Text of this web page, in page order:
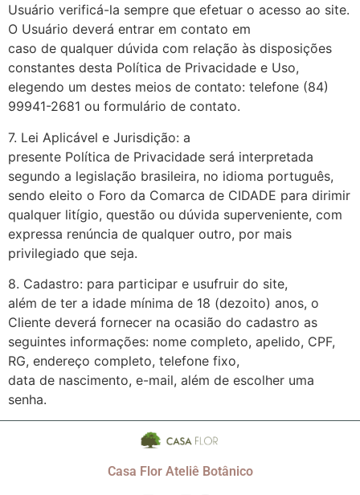
Usuário verificá-la sempre que efetuar o acesso ao site.
O Usuário deverá entrar em contato em
caso de qualquer dúvida com relação às disposições
constantes desta Política de Privacidade e Uso,
elegendo um destes meios de contato: telefone (84)
99941-2681 ou formulário de contato.
7. Lei Aplicável e Jurisdição: a
presente Política de Privacidade será interpretada
segundo a legislação brasileira, no idioma português,
sendo eleito o Foro da Comarca de CIDADE para dirimir
qualquer litígio, questão ou dúvida superveniente, com
expressa renúncia de qualquer outro, por mais
privilegiado que seja.
8. Cadastro: para participar e usufruir do site,
além de ter a idade mínima de 18 (dezoito) anos, o
Cliente deverá fornecer na ocasião do cadastro as
seguintes informações: nome completo, apelido, CPF,
RG, endereço completo, telefone fixo,
data de nascimento, e-mail, além de escolher uma
senha.
Casa Flor Ateliê Botânico